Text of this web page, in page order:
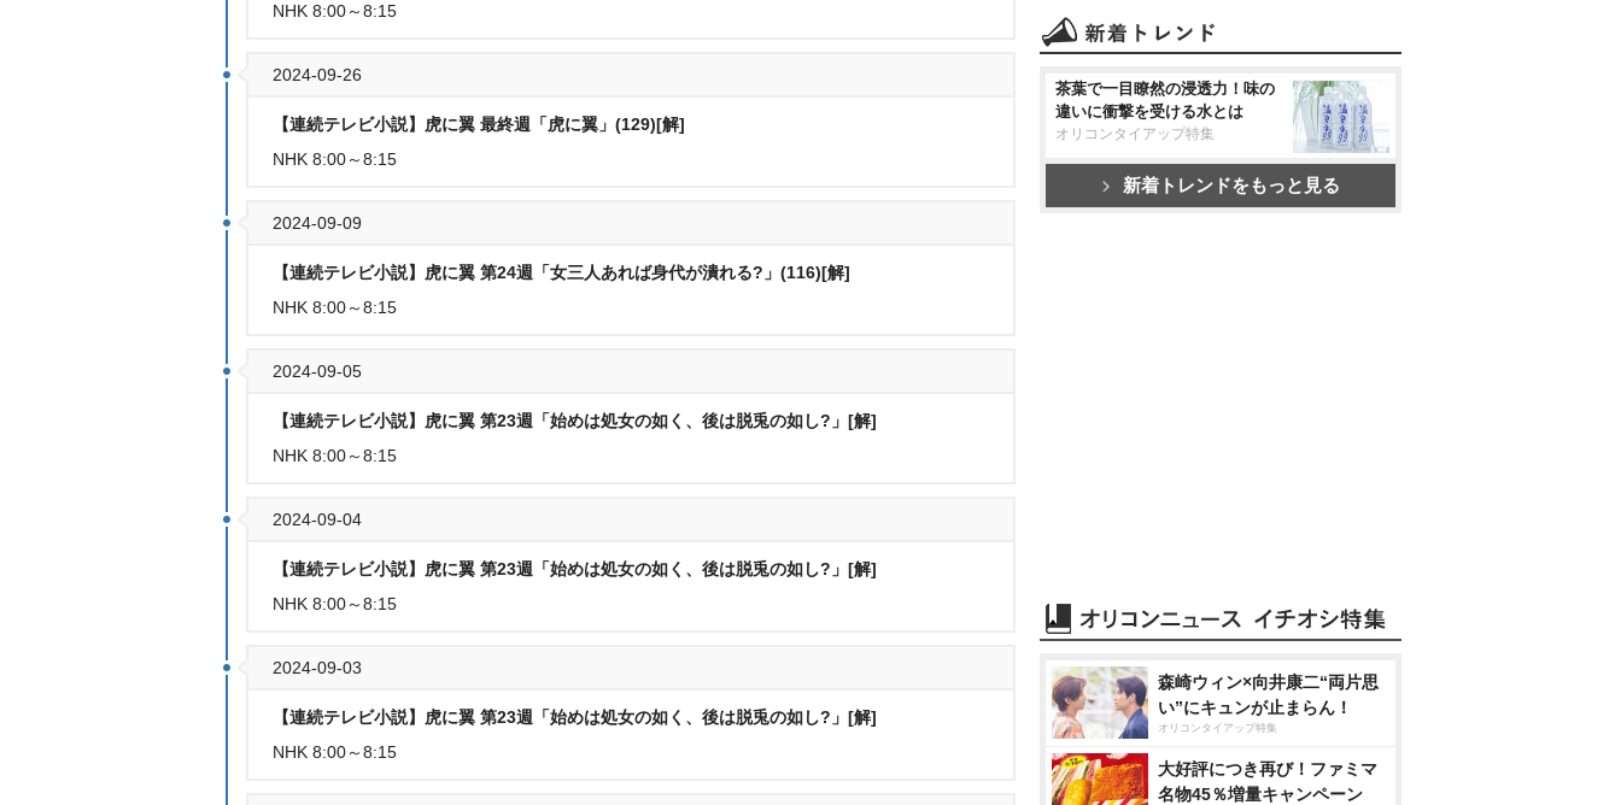
NHK 8:00～8:15
2024-09-26
【連続テレビ小説】虎に翼 最終週「虎に翼」(129)[解]
NHK 8:00～8:15
2024-09-09
【連続テレビ小説】虎に翼 第24週「女三人あれば身代が潰れる?」(116)[解]
NHK 8:00～8:15
2024-09-05
【連続テレビ小説】虎に翼 第23週「始めは処女の如く、後は脱兎の如し?」[解]
NHK 8:00～8:15
2024-09-04
【連続テレビ小説】虎に翼 第23週「始めは処女の如く、後は脱兎の如し?」[解]
NHK 8:00～8:15
2024-09-03
【連続テレビ小説】虎に翼 第23週「始めは処女の如く、後は脱兎の如し?」[解]
NHK 8:00～8:15
茶葉で一目瞭然の浸透力！味の
違いに衝撃を受ける水とは
オリコンタイアップ特集
新着トレンドをもっと見る
森崎ウィン×向井康二“両片思
い”にキュンが止まらん！
オリコンタイアップ特集
大好評につき再び！ファミマ
名物45％増量キャンペーン